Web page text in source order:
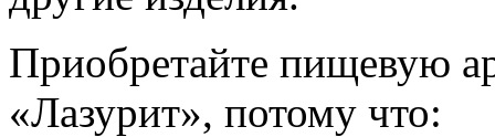
Приобретайте пищевую
«Лазурит», потому что: